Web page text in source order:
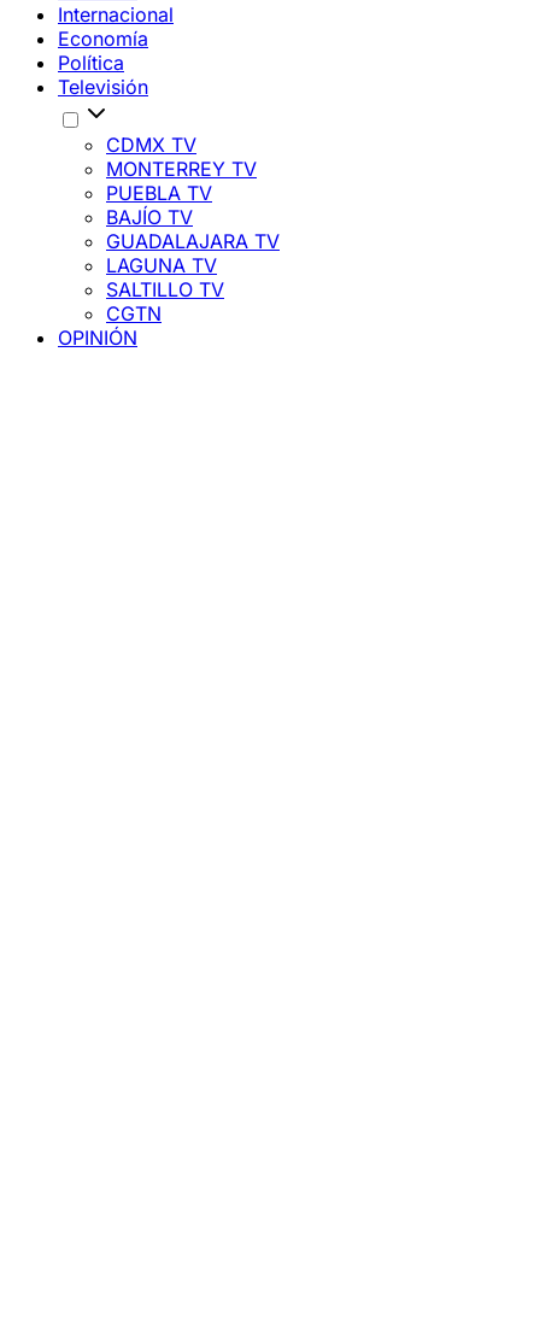
Internacional
Economía
Política
Televisión
CDMX TV
MONTERREY TV
PUEBLA TV
BAJÍO TV
GUADALAJARA TV
LAGUNA TV
SALTILLO TV
CGTN
OPINIÓN